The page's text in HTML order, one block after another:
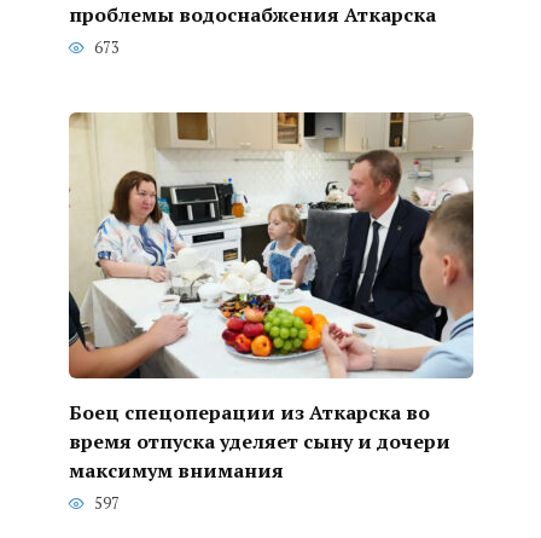
проблемы водоснабжения Аткарска
673
Боец спецоперации из Аткарска во
время отпуска уделяет сыну и дочери
максимум внимания
597